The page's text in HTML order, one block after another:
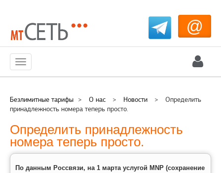
@
Меню
Безлимитные тарифы > О нас > Новости >
Определить
принадлежность номера теперь просто.
Определить принадлежность
номера теперь просто.
По данным Россвязи, на 1 марта услугой MNP (сохранение